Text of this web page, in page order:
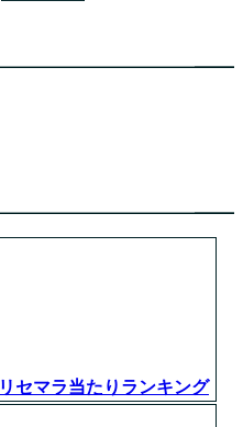
リセマラ当たりランキング